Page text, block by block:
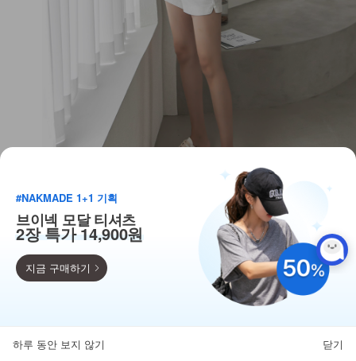
득템찬스
#NAKMADE 1+1 기획
브이넥 모달 티셔츠
2장 특가 14,900원
지금 구매하기
하루 동안 보지 않기 닫기
뒤로가기 카테고리 마이페이지